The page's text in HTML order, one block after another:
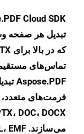
تبدیل هر صفحه
می‌سازند. MOBIXML، EMF و TIFF